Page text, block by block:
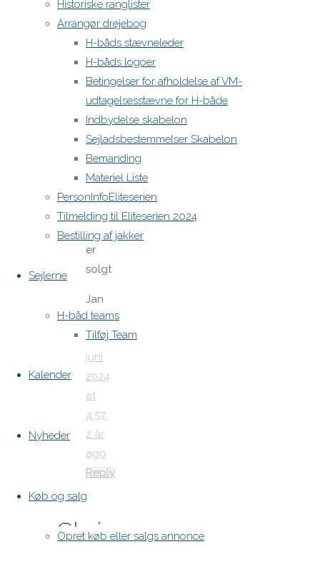
Historiske ranglister
Arrangør drejebog
H-båds stævneleder
H-båds logoer
Betingelser for afholdelse af VM-
udtagelsesstævne for H-både
Indbydelse skabelon
Sejladsbestemmelser Skabelon
Bemanding
Materiel Liste
PersonInfoEliteserien
Tilmelding til Eliteserien 2024
Bestilling af jakker
Sejlerne
H-båd teams
Tilføj Team
Kalender
Nyheder
Køb og salg
Opret køb eller salgs annonce
Andre
Nielsen
9.
juni
2024
at
9:45
2 år
ago
Reply
Båden
er
solgt
Jan
Sørensen
20.
juni
2024
at
4:57
2 år
ago
Reply
Skriv